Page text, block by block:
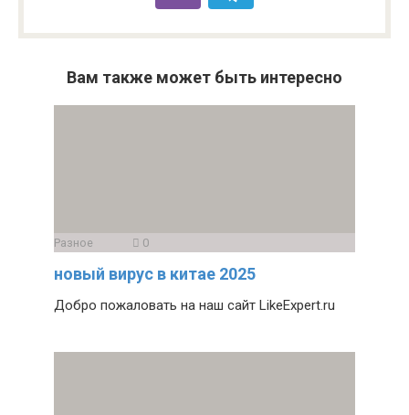
Вам также может быть интересно
Разное 0
новый вирус в китае 2025
Добро пожаловать на наш сайт LikeExpert.ru